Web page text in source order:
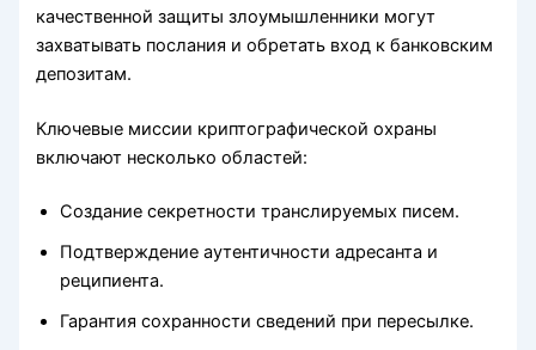
качественной защиты злоумышленники могут
захватывать послания и обретать вход к банковским
депозитам.
Ключевые миссии криптографической охраны
включают несколько областей:
Создание секретности транслируемых писем.
Подтверждение аутентичности адресанта и
реципиента.
Гарантия сохранности сведений при пересылке.